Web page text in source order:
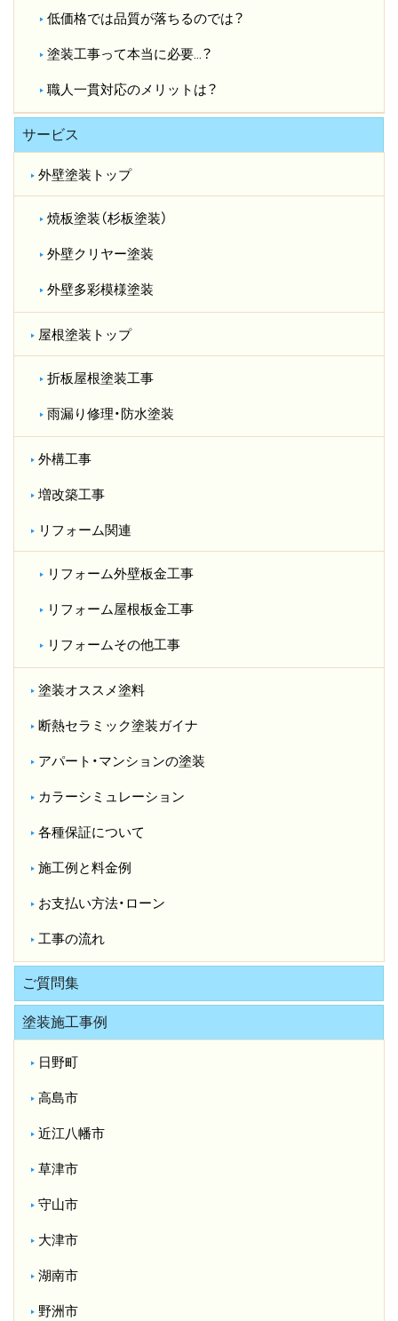
低価格では品質が落ちるのでは？​
塗装工事って本当に必要…？​
職人一貫対応のメリットは？​
サービス
外壁塗装トップ
焼板塗装（杉板塗装）
外壁クリヤー塗装
外壁多彩模様塗装
屋根塗装トップ
折板屋根塗装工事
雨漏り修理・防水塗装
外構工事
増改築工事
リフォーム関連
リフォーム外壁板金工事
リフォーム屋根板金工事
リフォームその他工事
塗装オススメ塗料
断熱セラミック塗装ガイナ
アパート・マンションの塗装
カラーシミュレーション
各種保証について
施工例と料金例
お支払い方法・ローン
工事の流れ
ご質問集
塗装施工事例
日野町
高島市
近江八幡市
草津市
守山市
大津市
湖南市
野洲市